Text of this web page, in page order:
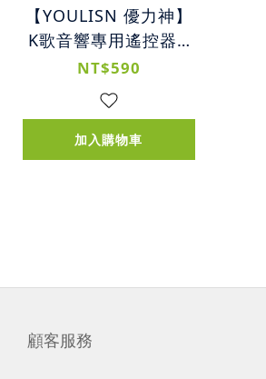
【YOULISN 優力神】
K歌音響專用遙控器 -
配件
NT$590
加入購物車
顧客服務